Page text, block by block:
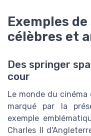
Exemples
célèbres et
Des springer
cour
Le monde du
marqué par la
exemple
Charles II